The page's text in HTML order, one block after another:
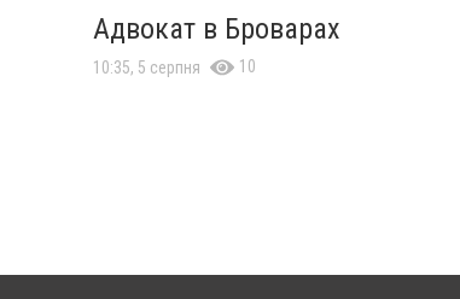
Адвокат в Броварах
10:35, 5 серпня 10